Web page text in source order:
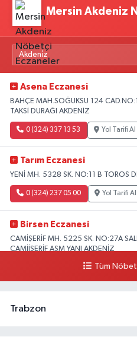
Mersin Akdeniz
Asena Eczanesi
BAHÇE MAH.SOĞUKSU 124
TAKSİ DURAĞI AKDENİZ
0 (324) 337 13 53 Yol Tarifi Al
Tarım Eczanesi
YENİ MH. 5328 SK. NO:11 B TOROS
0 (324) 237 05 00 Yol Tarifi Al
Birsen Eczanesi
CAMİŞERİF MH. 5225 SK. NO:27A
CAMİİŞERİF ASM YANI AKDENİZ
Yol Tarifi Al
Tüm
Trabzon